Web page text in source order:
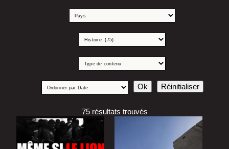
75 résultats trouvés